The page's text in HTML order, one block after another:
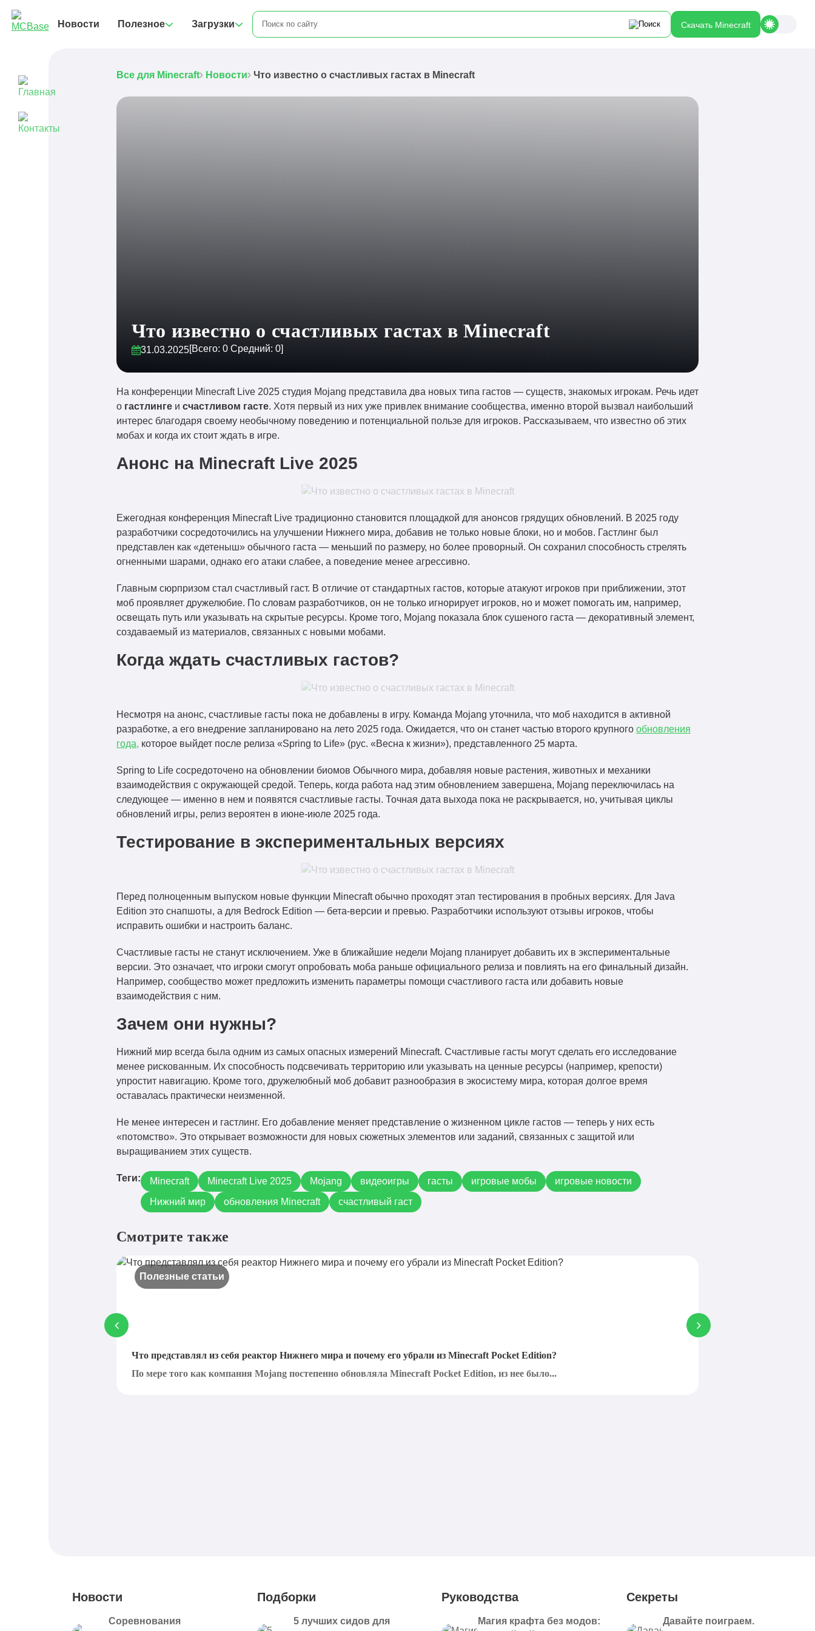
Новости Полезное Загрузки Скачать Minecraft
Все для Minecraft Новости Что известно о счастливых гастах в Minecraft
Что известно о счастливых гастах в Minecraft
31.03.2025[Всего: 0 Средний: 0]
На конференции Minecraft Live 2025 студия Mojang представила два новых типа гастов — существ, знакомых игрокам. Речь идет
о гастлинге и счастливом гасте. Хотя первый из них уже привлек внимание сообщества, именно второй вызвал наибольший
интерес благодаря своему необычному поведению и потенциальной пользе для игроков. Рассказываем, что известно об этих
мобах и когда их стоит ждать в игре.
Анонс на Minecraft Live 2025
Ежегодная конференция Minecraft Live традиционно становится площадкой для анонсов грядущих обновлений. В 2025 году
разработчики сосредоточились на улучшении Нижнего мира, добавив не только новые блоки, но и мобов. Гастлинг был
представлен как «детеныш» обычного гаста — меньший по размеру, но более проворный. Он сохранил способность стрелять
огненными шарами, однако его атаки слабее, а поведение менее агрессивно.
Главным сюрпризом стал счастливый гаст. В отличие от стандартных гастов, которые атакуют игроков при приближении, этот
моб проявляет дружелюбие. По словам разработчиков, он не только игнорирует игроков, но и может помогать им, например,
освещать путь или указывать на скрытые ресурсы. Кроме того, Mojang показала блок сушеного гаста — декоративный элемент,
создаваемый из материалов, связанных с новыми мобами.
Когда ждать счастливых гастов?
Несмотря на анонс, счастливые гасты пока не добавлены в игру. Команда Mojang уточнила, что моб находится в активной
разработке, а его внедрение запланировано на лето 2025 года. Ожидается, что он станет частью второго крупного обновления
года, которое выйдет после релиза «Spring to Life» (рус. «Весна к жизни»), представленного 25 марта.
Spring to Life сосредоточено на обновлении биомов Обычного мира, добавляя новые растения, животных и механики
взаимодействия с окружающей средой. Теперь, когда работа над этим обновлением завершена, Mojang переключилась на
следующее — именно в нем и появятся счастливые гасты. Точная дата выхода пока не раскрывается, но, учитывая циклы
обновлений игры, релиз вероятен в июне-июле 2025 года.
Тестирование в экспериментальных версиях
Перед полноценным выпуском новые функции Minecraft обычно проходят этап тестирования в пробных версиях. Для Java
Edition это снапшоты, а для Bedrock Edition — бета-версии и превью. Разработчики используют отзывы игроков, чтобы
исправить ошибки и настроить баланс.
Счастливые гасты не станут исключением. Уже в ближайшие недели Mojang планирует добавить их в экспериментальные
версии. Это означает, что игроки смогут опробовать моба раньше официального релиза и повлиять на его финальный дизайн.
Например, сообщество может предложить изменить параметры помощи счастливого гаста или добавить новые
взаимодействия с ним.
Зачем они нужны?
Нижний мир всегда была одним из самых опасных измерений Minecraft. Счастливые гасты могут сделать его исследование
менее рискованным. Их способность подсвечивать территорию или указывать на ценные ресурсы (например, крепости)
упростит навигацию. Кроме того, дружелюбный моб добавит разнообразия в экосистему мира, которая долгое время
оставалась практически неизменной.
Не менее интересен и гастлинг. Его добавление меняет представление о жизненном цикле гастов — теперь у них есть
«потомство». Это открывает возможности для новых сюжетных элементов или заданий, связанных с защитой или
выращиванием этих существ.
Теги: Minecraft Minecraft Live 2025 Mojang видеоигры гасты игровые мобы
игровые новости
Нижний мир
обновления Minecraft счастливый гаст
Смотрите также
Полезные статьи
Что представлял из себя реактор Нижнего мира и почему его убрали из Minecraft Pocket Edition?
По мере того как компания Mojang постепенно обновляла Minecraft Pocket Edition, из нее было...
Новости
Соревнования
Подборки
5 лучших сидов для
Руководства
Магия крафта без модов:
Секреты
Давайте поиграем.